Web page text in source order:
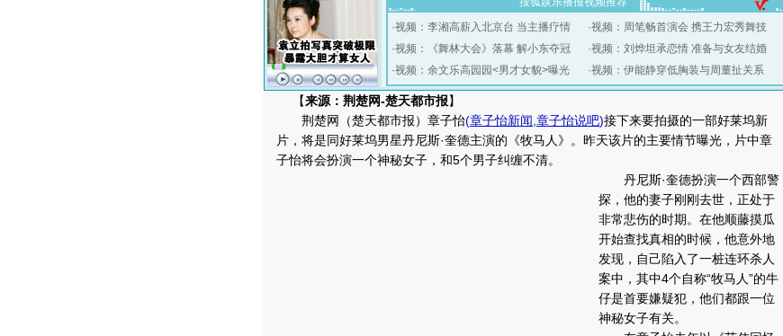
·视频：李湘高薪入北京台 当主播疗情
·视频：《舞林大会》落幕 解小东夺冠
·视频：余文乐高园园<男才女貌>曝光
·视频：周笔畅首演会 携王力宏秀舞技
·视频：刘烨坦承恋情 准备与女友结婚
·视频：伊能静穿低胸装与周董扯关系
【来源：荆楚网-楚天都市报】
荆楚网（楚天都市报）章子怡(章子怡新闻 章子怡说吧)接下来要拍摄的一部好莱坞新
片，将是同好莱坞男星丹尼斯·奎德主演的《牧马人》。昨天该片的主要情节曝光，片中章
子怡将会扮演一个神秘女子，和5个男子纠缠不清。
丹尼斯·奎德扮演一个西部警
探，他的妻子刚刚去世，正处于
非常悲伤的时期。在他顺藤摸瓜
开始查找真相的时候，他意外地
发现，自己陷入了一桩连环杀人
案中，其中4个自称“牧马人”的牛
仔是首要嫌疑犯，他们都跟一位
神秘女子有关。